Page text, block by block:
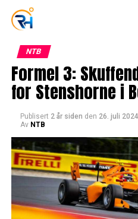
NTB
Formel 3:
for Stenshorne i
Publisert 2 år siden den 26. juli 2024
Av NTB